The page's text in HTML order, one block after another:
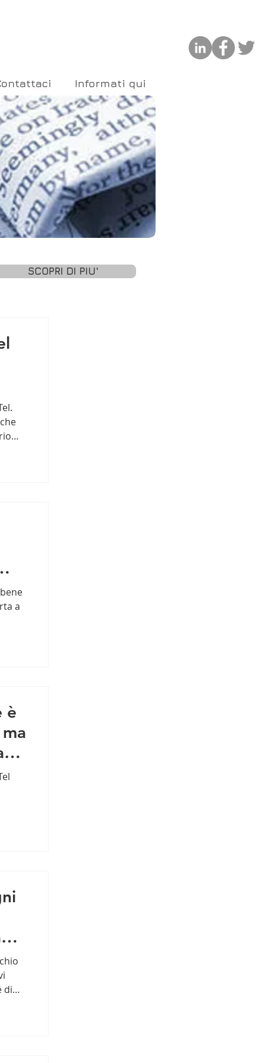
Informati qui
SCOPRI DI PIU'
a
è
di